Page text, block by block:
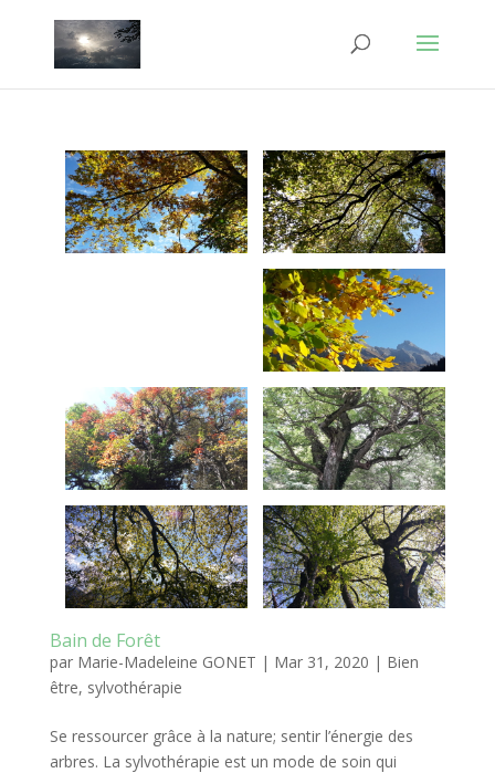
Bain de Forêt
par Marie-Madeleine GONET | Mar 31, 2020 | Bien
être, sylvothérapie
Se ressourcer grâce à la nature; sentir l’énergie des
arbres. La sylvothérapie est un mode de soin qui